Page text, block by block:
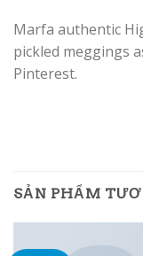
Marfa authentic
pickled meggings
Pinterest.
SẢN PHẨM